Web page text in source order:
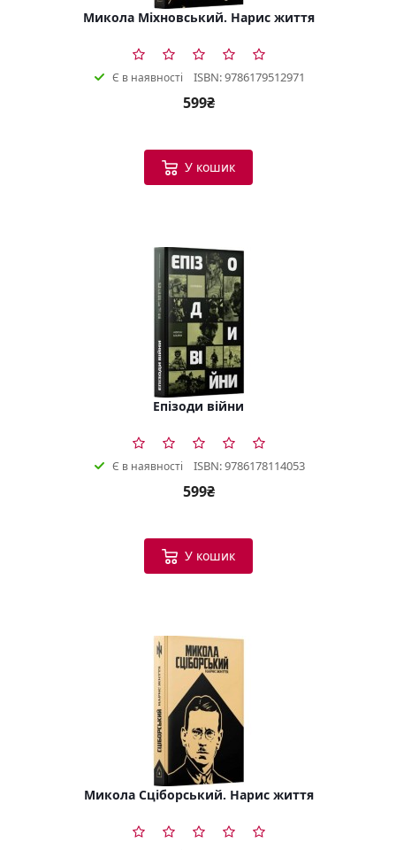
Микола Міхновський. Нарис життя
Є в наявності ISBN: 9786179512971
599₴
У кошик
Епізоди війни
Є в наявності ISBN: 9786178114053
599₴
У кошик
Микола Сціборський. Нарис життя